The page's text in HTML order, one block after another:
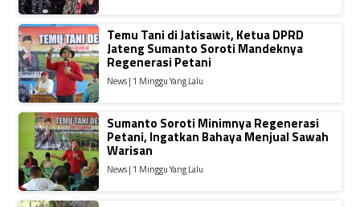
Temu Tani di Jatisawit, Ketua DPRD
Jateng Sumanto Soroti Mandeknya
Regenerasi Petani
News | 1 Minggu Yang Lalu
Sumanto Soroti Minimnya Regenerasi
Petani, Ingatkan Bahaya Menjual Sawah
Warisan
News | 1 Minggu Yang Lalu